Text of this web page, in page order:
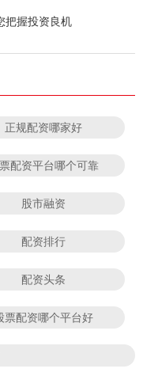
把握投资良机
正规配资哪家好
配资平台哪个可靠
股市融资
配资排行
配资头条
票配资哪个平台好